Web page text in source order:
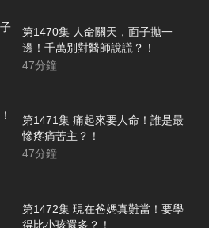
第1470集 人命關天，面子拋一
邊！千萬別對醫師說謊？！
47分鐘
第1471集 痛起來要人命！誰是最
慘疼痛苦主？！
47分鐘
第1472集 現在爸媽真難當！要學
得比小孩還多？！